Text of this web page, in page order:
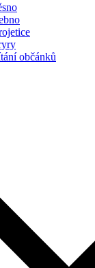
občánků